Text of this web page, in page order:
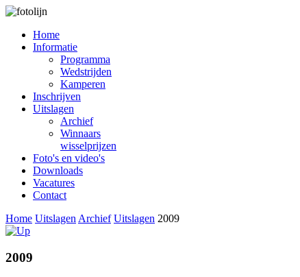
Home
Informatie
Programma
Wedstrijden
Kamperen
Inschrijven
Uitslagen
Archief
Winnaars
wisselprijzen
Foto's en video's
Downloads
Vacatures
Contact
Home Uitslagen Archief Uitslagen 2009
2009